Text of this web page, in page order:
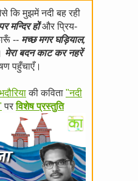
कि मुझमें नदी बह रही
मन्दिर होंऔर प्रिय-
-- मच्छ मगर घड़ियाल,
मेरा बदन काट कर नहरें
पहुँचाएँ।
की कविता "नदी
परविशेष प्रस्तुति